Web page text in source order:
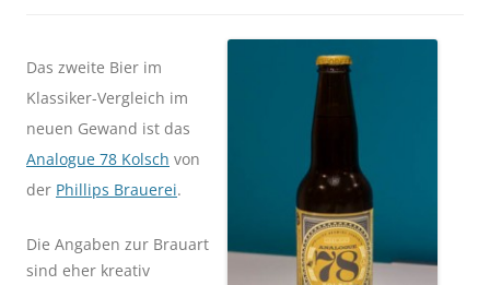
Das zweite Bier im
Klassiker-Vergleich im
neuen Gewand ist das
Analogue 78 Kolsch von
der Phillips Brauerei.
Die Angaben zur Brauart
sind eher kreativ